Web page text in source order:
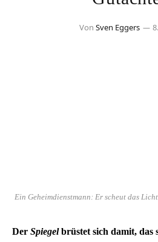
Von Sven Eggers
Ein Geheimdienstmann: Er scheut das
Der Spiegelbrüstet sich damit, das